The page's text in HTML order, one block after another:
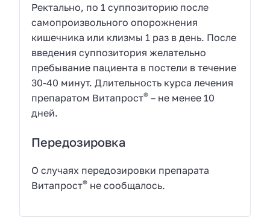
Ректально, по 1 суппозиторию после
самопроизвольного опорожнения
кишечника или клизмы 1 раз в день. После
введения суппозитория желательно
пребывание пациента в постели в течение
30-40 минут. Длительность курса лечения
препаратом Витапрост® – не менее 10
дней.
Передозировка
О случаях передозировки препарата
Витапрост® не сообщалось.